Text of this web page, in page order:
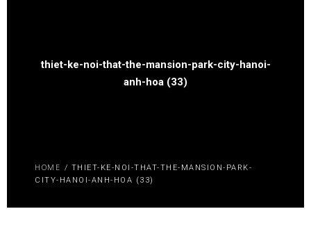
thiet-ke-noi-that-the-mansion-park-city-hanoi-
anh-hoa (33)
HOME / THIET-KE-NOI-THAT-THE-MANSION-PARK-
CITY-HANOI-ANH-HOA (33)